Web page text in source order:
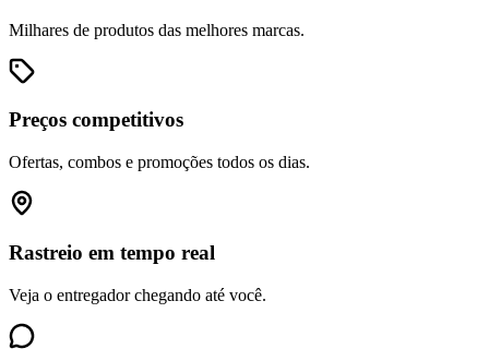
Milhares de produtos das melhores marcas.
Preços competitivos
Ofertas, combos e promoções todos os dias.
Rastreio em tempo real
Veja o entregador chegando até você.